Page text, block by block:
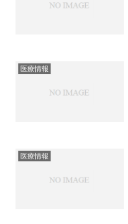
医療情報
医療情報